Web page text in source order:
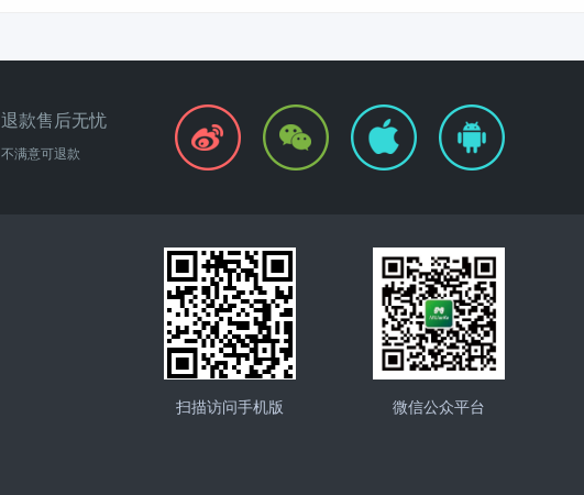
退款售后无忧
不满意可退款
微信公众平台
扫描访问手机版